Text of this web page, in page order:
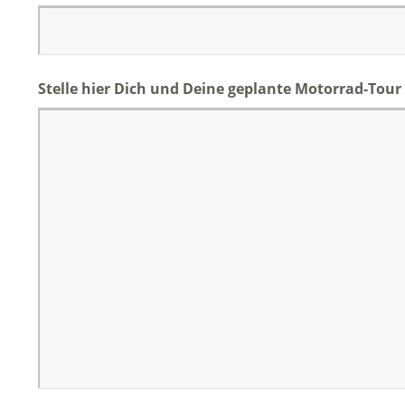
Stelle hier Dich und Deine geplante Motorrad-